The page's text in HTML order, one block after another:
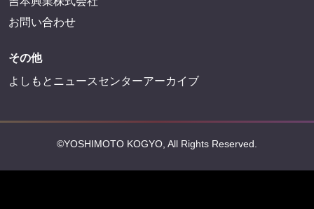
お問い合わせ
その他
よしもとニュースセンターアーカイブ
©YOSHIMOTO KOGYO, All Rights Reserved.